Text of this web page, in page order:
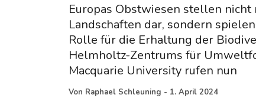
Europas Obstwiesen stellen
Landschaften dar, sondern
Rolle für die Erhaltung der
Helmholtz-Zentrums für
Macquarie University rufen nun
Von Raphael Schleuning - 1. April 2024